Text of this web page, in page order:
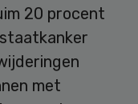
20 procent
met